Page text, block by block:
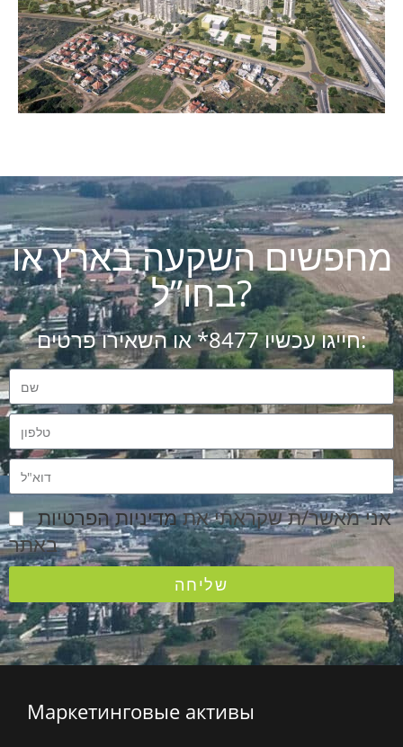
מחפשים השקעה בארץ או
בחו”ל?
חייגו עכשיו 8477* או השאירו פרטים:
אני מאשר/ת שקראתי אתמדיניות הפרטיות
באתר
שליחה
Маркетинговые активы